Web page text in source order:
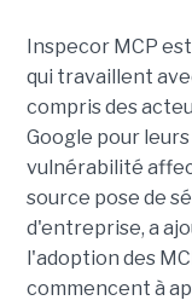
Inspecor MCP
qui travaillent
compris des
Google pour
vulnérabilité
source pose de
d'entreprise, a
l'adoption des
commencent à